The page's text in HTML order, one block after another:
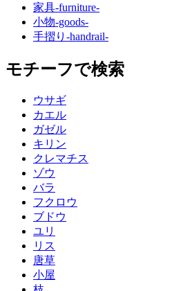
家具-furniture-
小物-goods-
手摺り -handrail-
モチーフで検索
ウサギ
カエル
ガゼル
キリン
クレマチス
ゾウ
バラ
フクロウ
ブドウ
ユリ
リス
唐草
小屋